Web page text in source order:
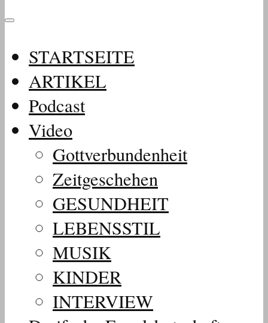
STARTSEITE
ARTIKEL
Podcast
Video
Gottverbundenheit
Zeitgeschehen
GESUNDHEIT
LEBENSSTIL
MUSIK
KINDER
INTERVIEW